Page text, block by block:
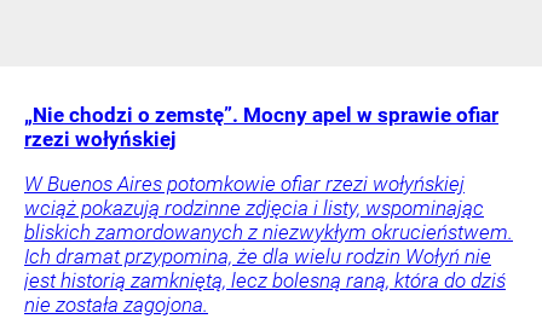
„Nie chodzi o zemstę”. Mocny apel w sprawie ofiar
rzezi wołyńskiej
W Buenos Aires potomkowie ofiar rzezi wołyńskiej
wciąż pokazują rodzinne zdjęcia i listy, wspominając
bliskich zamordowanych z niezwykłym okrucieństwem.
Ich dramat przypomina, że dla wielu rodzin Wołyń nie
jest historią zamkniętą, lecz bolesną raną, która do dziś
nie została zagojona.